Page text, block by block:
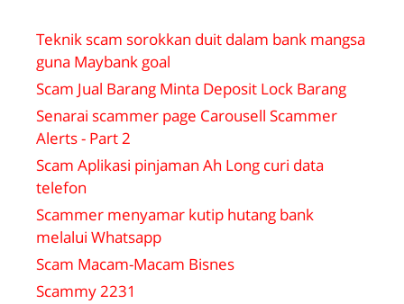
Teknik scam sorokkan duit dalam bank mangsa
guna Maybank goal
Scam Jual Barang Minta Deposit Lock Barang
Senarai scammer page Carousell Scammer
Alerts - Part 2
Scam Aplikasi pinjaman Ah Long curi data
telefon
Scammer menyamar kutip hutang bank
melalui Whatsapp
Scam Macam-Macam Bisnes
Scammy 2231